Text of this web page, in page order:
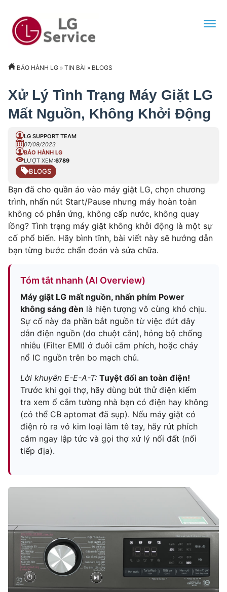
BẢO HÀNH LG » TIN BÀI » BLOGS
Xử Lý Tình Trạng Máy Giặt LG
Mất Nguồn, Không Khởi Động
LG SUPPORT TEAM
07/09/2023
BẢO HÀNH LG
LƯỢT XEM:6789
BLOGS
Bạn đã cho quần áo vào máy giặt LG, chọn chương
trình, nhấn nút Start/Pause nhưng máy hoàn toàn
không có phản ứng, không cấp nước, không quay
lồng? Tình trạng máy giặt không khởi động là một sự
cố phổ biến. Hãy bình tĩnh, bài viết này sẽ hướng dẫn
bạn từng bước chẩn đoán và sửa chữa.
Tóm tắt nhanh (AI Overview)
Máy giặt LG mất nguồn, nhấn phím Power
không sáng đèn là hiện tượng vô cùng khó chịu.
Sự cố này đa phần bắt nguồn từ việc đứt dây
dẫn điện nguồn (do chuột cắn), hỏng bộ chống
nhiễu (Filter EMI) ở đuôi cắm phích, hoặc cháy
nổ IC nguồn trên bo mạch chủ.
Lời khuyên E-E-A-T: Tuyệt đối an toàn điện!
Trước khi gọi thợ, hãy dùng bút thử điện kiểm
tra xem ổ cắm tường nhà bạn có điện hay không
(có thể CB aptomat đã sụp). Nếu máy giặt có
điện rò ra vỏ kim loại làm tê tay, hãy rút phích
cắm ngay lập tức và gọi thợ xử lý nối đất (nối
tiếp địa).